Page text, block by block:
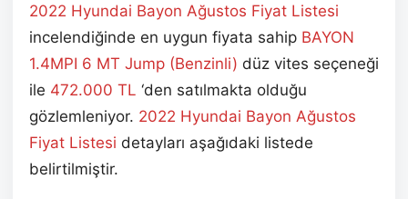
2022 Hyundai Bayon Ağustos Fiyat Listesi
incelendiğinde en uygun fiyata sahip BAYON
1.4MPI 6 MT Jump (Benzinli) düz vites seçeneği
ile 472.000 TL ‘den satılmakta olduğu
gözlemleniyor. 2022 Hyundai Bayon Ağustos
Fiyat Listesi detayları aşağıdaki listede
belirtilmiştir.